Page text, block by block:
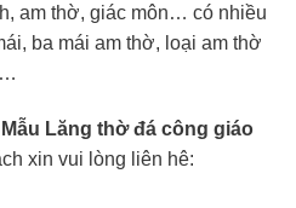
am thờ, giác môn… có nhiều
ba mái am thờ, loại am thờ
Mẫu Lăng thờ đá công giáo
xin vui lòng liên hê: